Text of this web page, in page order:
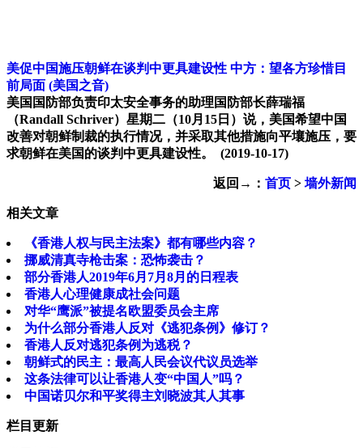
美促中国施压朝鲜在谈判中更具建设性 中方：望各方珍惜目
前局面 (美国之音)
美国国防部负责印太安全事务的助理国防部长薛瑞福
（Randall Schriver）星期二（10月15日）说，美国希望中国
改善对朝鲜制裁的执行情况，并采取其他措施向平壤施压，要
求朝鲜在美国的谈判中更具建设性。
(2019-10-17)
返回→： 首页 > 墙外新闻
相关文章
《香港人权与民主法案》都有哪些内容？
挪威清真寺枪击案：恐怖袭击？
部分香港人2019年6月7月8月的日程表
香港人心理健康成社会问题
对华“鹰派”被提名欧盟委员会主席
为什么部分香港人反对《逃犯条例》修订？
香港人反对逃犯条例为逃税？
朝鲜式的民主：最高人民会议代议员选举
这条法律可以让香港人变“中国人”吗？
中国诺贝尔和平奖得主刘晓波其人其事
栏目更新